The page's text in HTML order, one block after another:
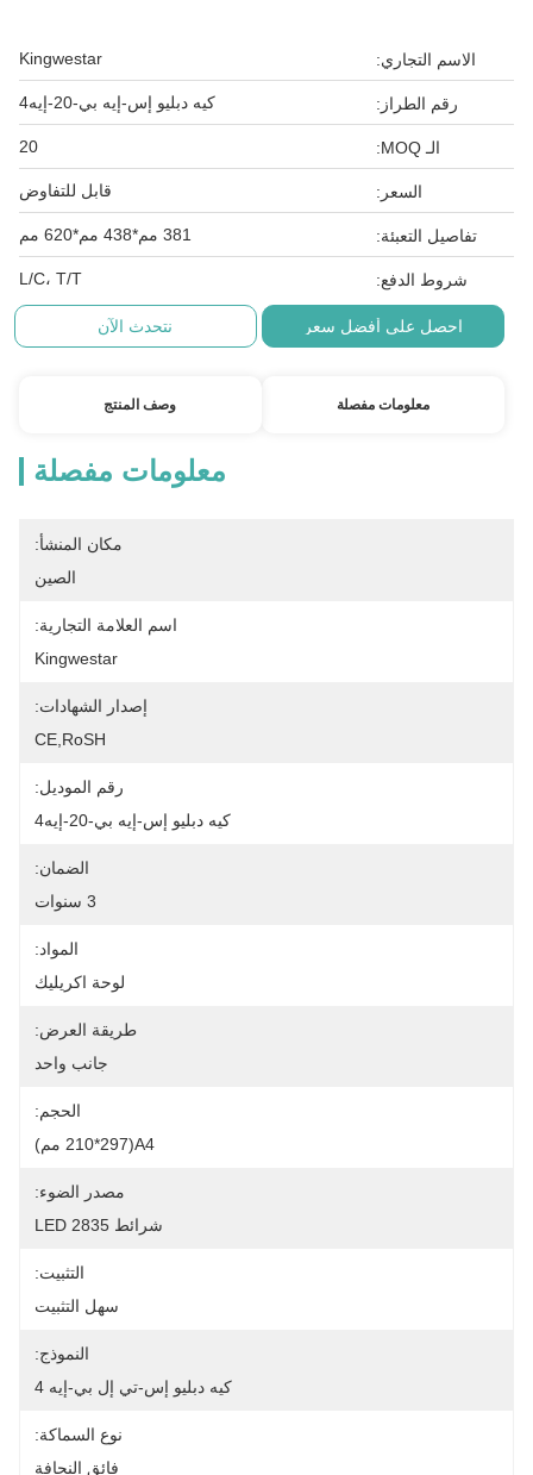
الاسم التجاري: Kingwestar
رقم الطراز: كيه دبليو إس-إيه بي-20-إيه4
الـ MOQ: 20
السعر: قابل للتفاوض
تفاصيل التعبئة: 381 مم*438 مم*620 مم
شروط الدفع: L/C، T/T
احصل على أفضل سعر نتحدث الآن
معلومات مفصلة وصف المنتج
معلومات مفصلة
مكان المنشأ:
الصين
اسم العلامة التجارية:
Kingwestar
إصدار الشهادات:
CE,RoSH
رقم الموديل:
كيه دبليو إس-إيه بي-20-إيه4
الضمان:
3 سنوات
المواد:
لوحة اكريليك
طريقة العرض:
جانب واحد
الحجم:
A4(210*297 مم)
مصدر الضوء:
شرائط LED 2835
التثبيت:
سهل التثبيت
النموذج:
كيه دبليو إس-تي إل بي-إيه 4
نوع السماكة:
فائق النحافة